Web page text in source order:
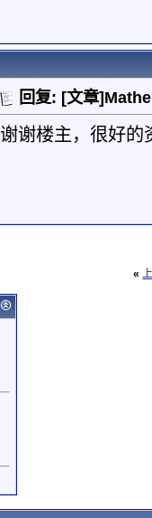
回复: [文章
谢谢楼主，很好的
«